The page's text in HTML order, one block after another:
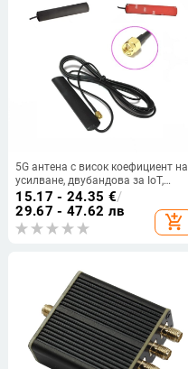
5G антена с висок коефициент на
усилване, двубандова за IoT,
външна патч антена и безжичен
мост за открито
15.17 - 24.35 €/
29.67 - 47.62 лв
add_shopping_cart